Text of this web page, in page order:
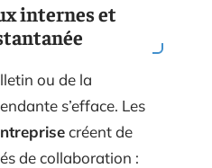
internes et
ou de la
s’efface. Les
créent de
de collaboration :